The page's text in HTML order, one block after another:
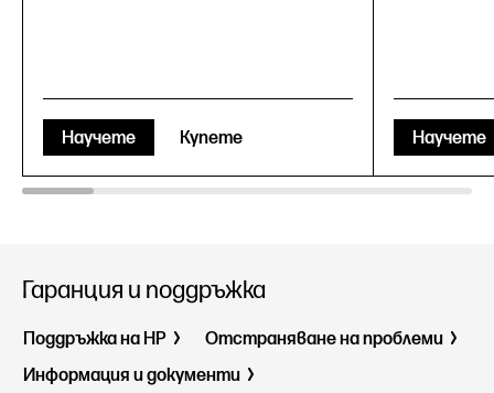
Научете Купете Научете
Гаранция и поддръжка
Поддръжка на HP
Отстраняване на проблеми
Информация и документи